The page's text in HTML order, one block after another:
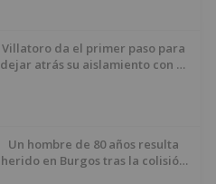
Villatoro da el primer paso para
dejar atrás su aislamiento con el
Un hombre de 80 años resulta
herido en Burgos tras la colisión